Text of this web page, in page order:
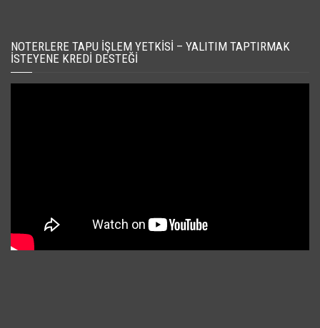
NOTERLERE TAPU İŞLEM YETKISI – YALITIM TAPTIRMAK
İSTEYENE KREDI DESTEĞI